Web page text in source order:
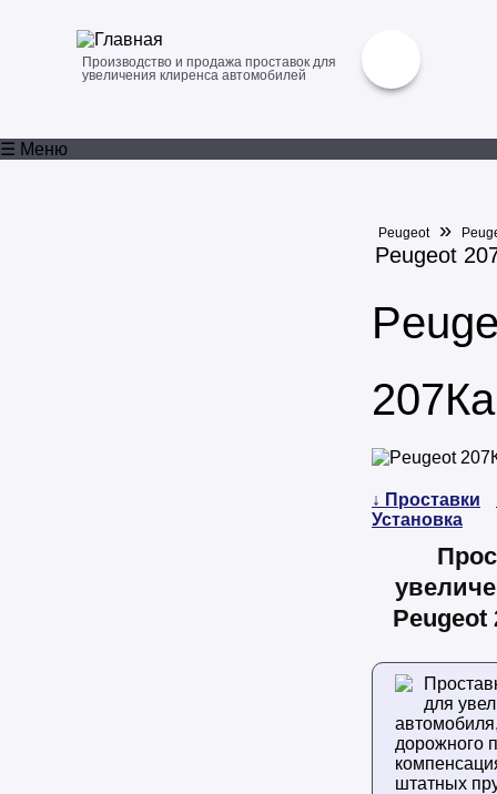
Производство и продажа проставок для
увеличения клиренса автомобилей
☰ Меню
Peugeot »
Peugeot
↓ Проставки
Установка
Peugeot
для
дорожного
штатных